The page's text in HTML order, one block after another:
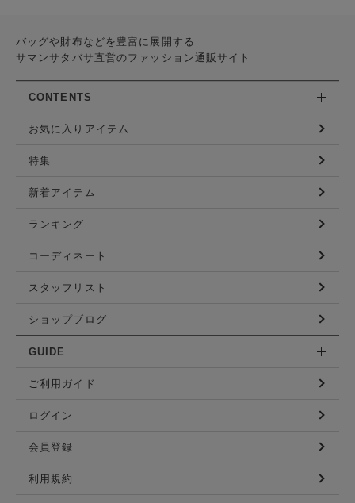
バッグや財布などを豊富に展開する
サマンサタバサ直営のファッション通販サイト
CONTENTS
お気に入りアイテム
特集
新着アイテム
ランキング
コーディネート
スタッフリスト
ショップブログ
GUIDE
ご利用ガイド
ログイン
会員登録
利用規約